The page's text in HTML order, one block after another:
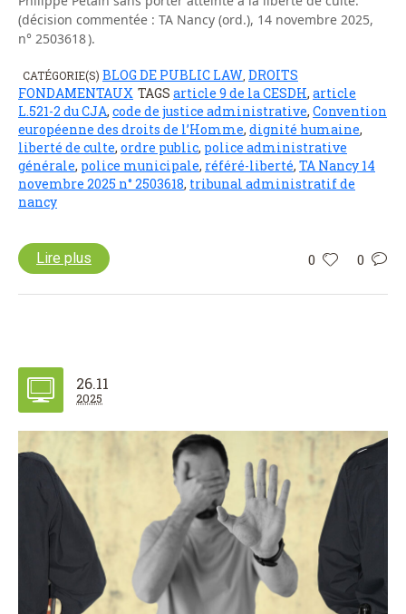
(décision commentée : TA Nancy (ord.), 14 novembre 2025,
n° 2503618 ).
CATÉGORIE(S) BLOG DE PUBLIC LAW DROITS
FONDAMENTAUX TAGS article 9 de la CESDH, article
L.521-2 du CJA, code de justice administrative, Convention
européenne des droits de l’Homme, dignité humaine,
liberté de culte, ordre public, police administrative
générale, police municipale, référé-liberté, TA Nancy 14
novembre 2025 n° 2503618, tribunal administratif de
nancy
0 0
Lire plus
26.11
2025